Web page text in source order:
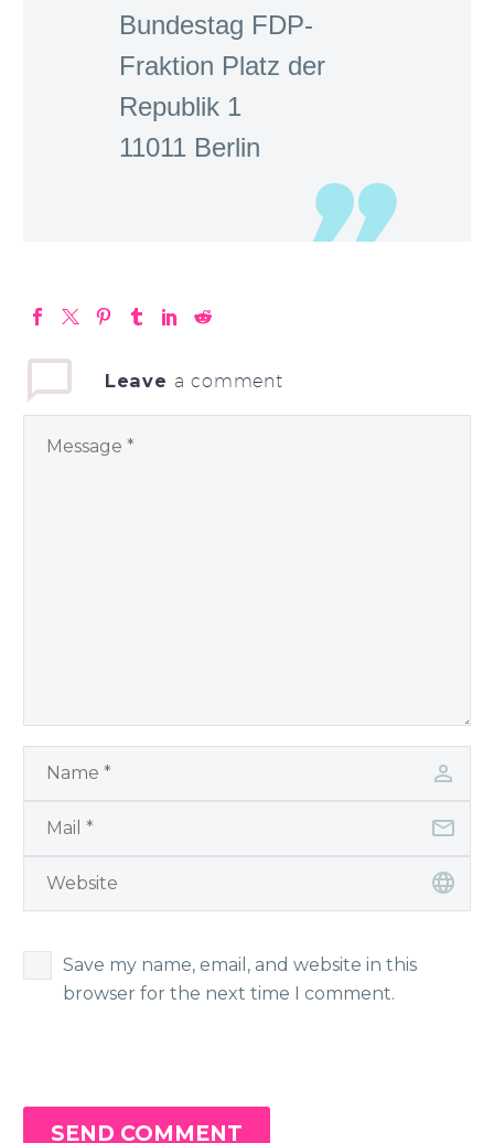
Bundestag FDP-
Fraktion Platz der
Republik 1
11011 Berlin
Leave a comment
Save my name, email, and website in this
browser for the next time I comment.
SEND COMMENT